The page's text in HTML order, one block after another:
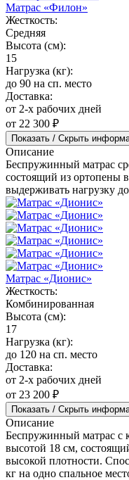
Матрас «Филон»
Жесткость:
Средняя
Высота (см):
15
Нагрузка (кг):
до 90 на сп. место
Доставка:
от 2-х рабочих дней
от 22 300 ₽
Показать / Скрыть
Описание
Беспружинный матрас
состоящий из ортопены
выдерживать нагрузку
Матрас «Дионис»
Жесткость:
Комбинированная
Высота (см):
17
Нагрузка (кг):
до 120 на сп. место
Доставка:
от 2-х рабочих дней
от 23 200 ₽
Показать / Скрыть
Описание
Беспружинный матрас с
высотой 18 см,
высокой плотности.
кг на одно спальное